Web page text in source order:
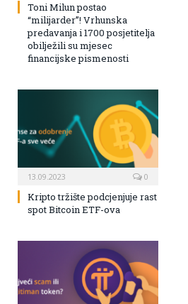
Toni Milun postao
“milijarder”! Vrhunska
predavanja i 1700 posjetitelja
obilježili su mjesec
financijske pismenosti
13.09.2023 0
Kripto tržište podcjenjuje rast
spot Bitcoin ETF-ova